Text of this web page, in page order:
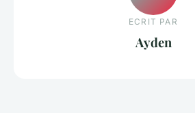
ECRIT PAR
Ayden